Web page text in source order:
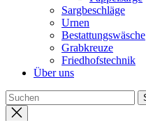
Sargbeschläge
Urnen
Bestattungswäsche
Grabkreuze
Friedhofstechnik
Über uns
Close